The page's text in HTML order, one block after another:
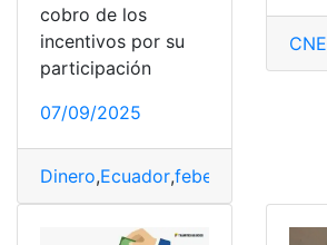
cobro de los
incentivos por su
participación
07/09/2025
Dinero,Ecuador,feberero
CNE